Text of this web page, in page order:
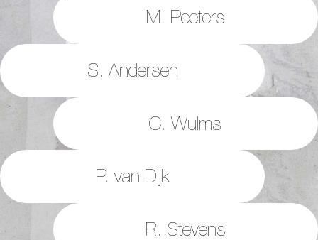
M. Peeters
S. Andersen
C. Wulms
P. van Dijk
R. Stevens